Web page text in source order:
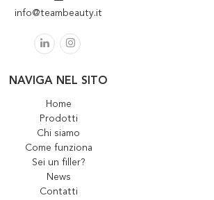
info@teambeauty.it
NAVIGA NEL SITO
Home
Prodotti
Chi siamo
Come funziona
Sei un filler?
News
Contatti